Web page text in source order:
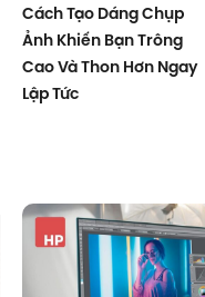
Cách Tạo Dáng Chụp
Ảnh Khiến Bạn Trông
Cao Và Thon Hơn Ngay
Lập Tức